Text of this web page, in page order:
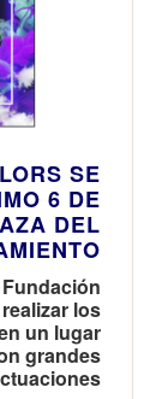
SE
6 DE
DEL
los
un lugar
grandes